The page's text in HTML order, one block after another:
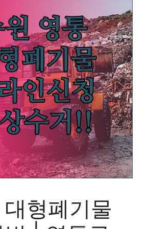
형폐기물